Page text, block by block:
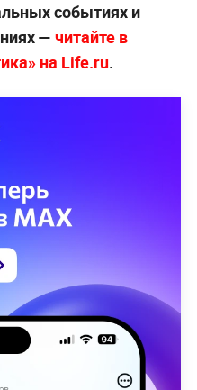
событиях и
— читайте в
на Life.ru.